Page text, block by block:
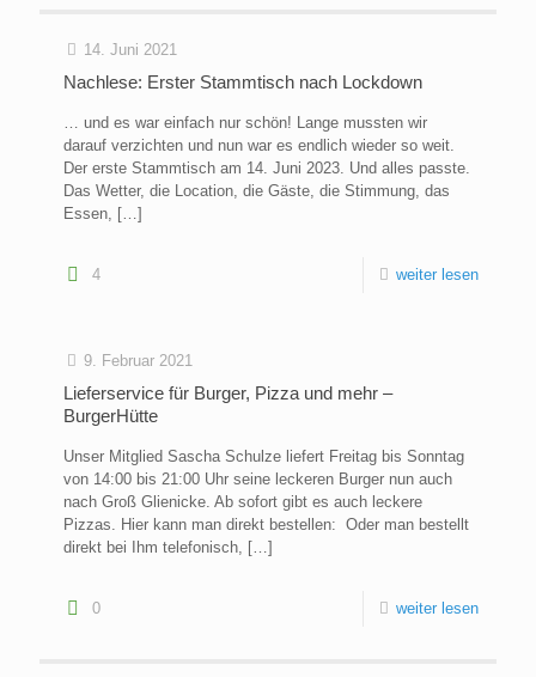
14. Juni 2021
Nachlese: Erster Stammtisch nach Lockdown
… und es war einfach nur schön! Lange mussten wir
darauf verzichten und nun war es endlich wieder so weit.
Der erste Stammtisch am 14. Juni 2023. Und alles passte.
Das Wetter, die Location, die Gäste, die Stimmung, das
Essen, […]
4 weiter lesen
9. Februar 2021
Lieferservice für Burger, Pizza und mehr –
BurgerHütte
Unser Mitglied Sascha Schulze liefert Freitag bis Sonntag
von 14:00 bis 21:00 Uhr seine leckeren Burger nun auch
nach Groß Glienicke. Ab sofort gibt es auch leckere
Pizzas. Hier kann man direkt bestellen: Oder man bestellt
direkt bei Ihm telefonisch, […]
0 weiter lesen